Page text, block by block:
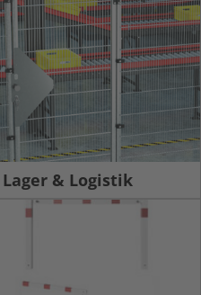
& Logistik